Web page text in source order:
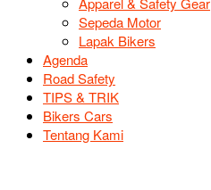
Sepeda Motor
Lapak Bikers
Agenda
Road Safety
TIPS & TRIK
Bikers Cars
Tentang Kami